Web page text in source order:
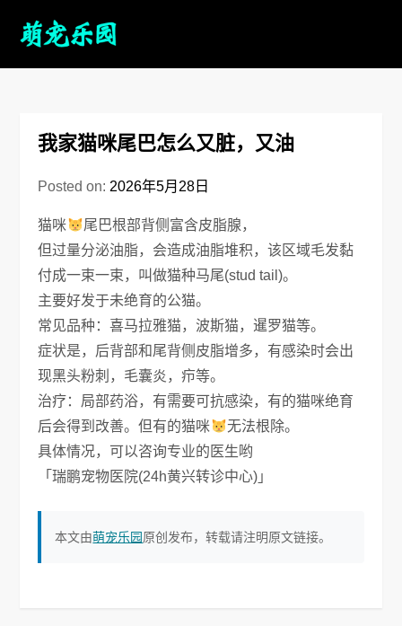
我家猫咪尾巴怎么又脏，又油
Posted on: 2026年5月28日
猫咪
尾巴根部背侧富含皮脂腺，
但过量分泌油脂，会造成油脂堆积，该区域毛发黏
付成一束一束，叫做猫种马尾(stud tail)。
主要好发于未绝育的公猫。
常见品种：喜马拉雅猫，波斯猫，暹罗猫等。
症状是，后背部和尾背侧皮脂增多，有感染时会出
现黑头粉刺，毛囊炎，疖等。
治疗：局部药浴，有需要可抗感染，有的猫咪绝育
后会得到改善。但有的猫咪
无法根除。
具体情况，可以咨询专业的医生哟
「瑞鹏宠物医院(24h黄兴转诊中心)」
本文由萌宠乐园原创发布，转载请注明原文链接。